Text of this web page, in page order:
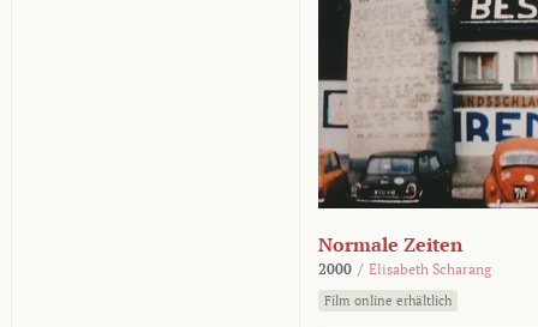
Normale Zeiten
2000 / Elisabeth Scharang
Film online erhältlich